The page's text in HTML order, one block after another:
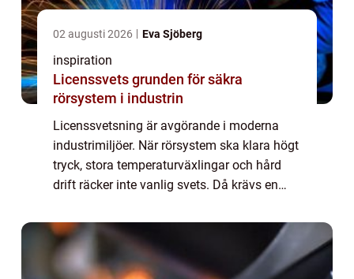
02 augusti 2026 Eva Sjöberg
inspiration
Licenssvets grunden för säkra
rörsystem i industrin
Licenssvetsning är avgörande i moderna
industrimiljöer. När rörsystem ska klara högt
tryck, stora temperaturväxlingar och hård
drift räcker inte vanlig svets. Då krävs en
dokumenterade kontroller. Med rätt ko...